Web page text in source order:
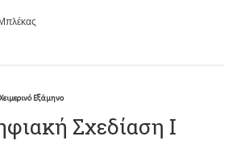
Χειμερινό Εξάμηνο
Σχεδίαση Ι